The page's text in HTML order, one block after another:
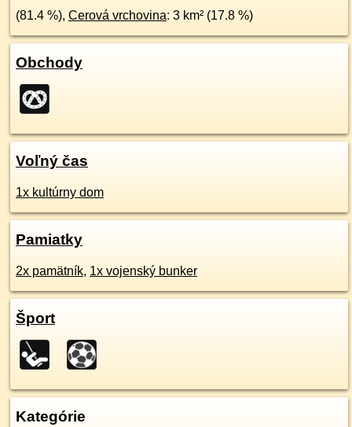
(81.4 %), Cerová vrchovina: 3 km² (17.8 %)
Obchody
Voľný čas
1x kultúrny dom
Pamiatky
2x pamätník, 1x vojenský bunker
Šport
Kategórie